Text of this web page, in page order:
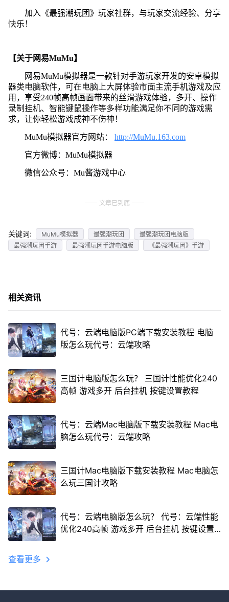
加入《最强潮玩团》玩家社群，与玩家交流经验、分享
快乐！
【关于网易MuMu】
网易MuMu模拟器是一款针对手游玩家开发的安卓模拟
器类电脑软件，可在电脑上大屏体验市面主流手机游戏及应
用，享受240帧高帧画面带来的丝滑游戏体验，多开、操作
录制挂机、智能键鼠操作等多样功能满足你不同的游戏需
求，让你轻松游戏成神不伤神！
MuMu模拟器官方网站： http://MuMu.163.com
官方微博：MuMu模拟器
微信公众号：Mu酱游戏中心
文章已到底
关键词: MuMu模拟器 最强潮玩团
最强潮玩团电脑版
最强潮玩团手游
最强潮玩团手游电脑版 《最强潮玩团》手游
相关资讯
代号：云端电脑版PC端下载安装教程 电脑
版怎么玩代号：云端攻略
三国计电脑版怎么玩？ 三国计性能优化240
高帧 游戏多开 后台挂机 按键设置教程
代号：云端Mac电脑版下载安装教程 Mac电
脑怎么玩代号：云端攻略
三国计Mac电脑版下载安装教程 Mac电脑怎
么玩三国计攻略
代号：云端电脑版怎么玩？ 代号：云端性能
优化240高帧 游戏多开 后台挂机 按键设置
查看更多